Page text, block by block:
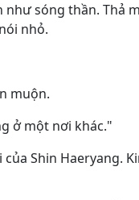
sóng thần. Thả
nhỏ.
muộn.
ở một nơi khác."
Shin Haeryang.